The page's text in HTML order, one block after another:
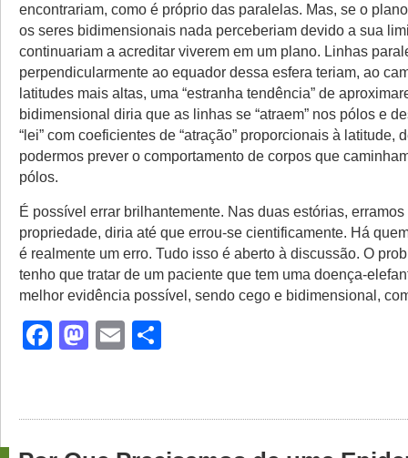
encontrariam, como é próprio das paralelas. Mas, se o
os seres bidimensionais nada perceberiam devido a sua
continuariam a acreditar viverem em um plano. Linhas
perpendicularmente ao equador dessa esfera teriam, ao
latitudes mais altas, uma “estranha tendência” de
bidimensional diria que as linhas se “atraem” nos pólos e
“lei” com coeficientes de “atração” proporcionais à latitude,
podermos prever o comportamento de corpos que
pólos.
É possível errar brilhantemente. Nas duas estórias,
propriedade, diria até que errou-se cientificamente. Há
é realmente um erro. Tudo isso é aberto à discussão. O
tenho que tratar de um paciente que tem uma doença-
melhor evidência possível, sendo cego e bidimensional,
Facebook
Mastodon
Email